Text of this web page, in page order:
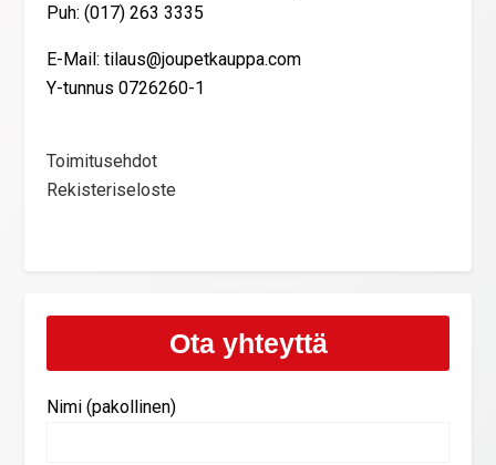
Puh: (017) 263 3335
E-Mail: tilaus@joupetkauppa.com
Y-tunnus 0726260-1
Toimitusehdot
Rekisteriseloste
Ota yhteyttä
Nimi (pakollinen)